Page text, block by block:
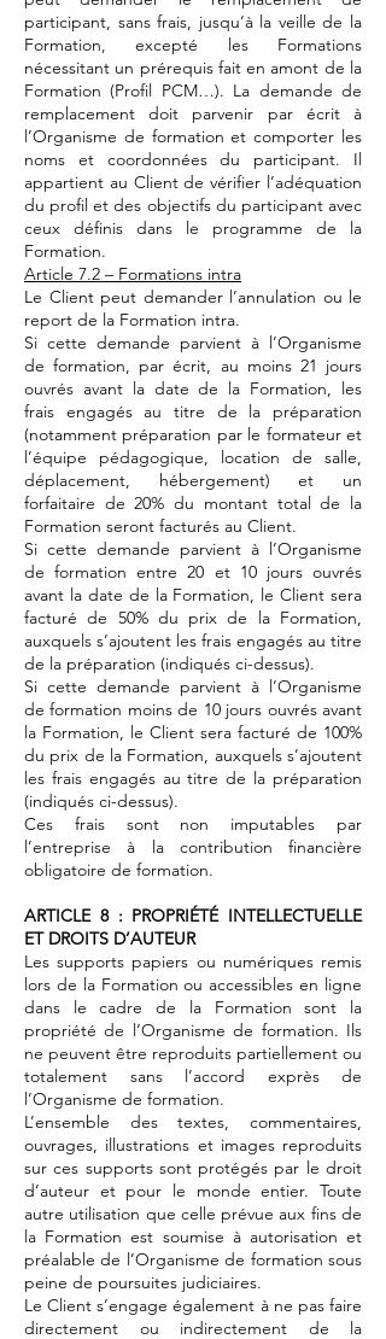
participant, sans frais, jusqu’à la veille de la
Formation, excepté les Formations
nécessitant un prérequis fait en amont de la
Formation (Profil PCM…). La demande de
remplacement doit parvenir par écrit à
l’Organisme de formation et comporter les
noms et coordonnées du participant. Il
appartient au Client de vérifier l’adéquation
du profil et des objectifs du participant avec
ceux définis dans le programme de la
Formation.
Article 7.2 – Formations intra
Le Client peut demander l’annulation ou le
report de la Formation intra.
Si cette demande parvient à l’Organisme
de formation, par écrit, au moins 21 jours
ouvrés avant la date de la Formation, les
frais engagés au titre de la préparation
(notamment préparation par le formateur et
l’équipe pédagogique, location de salle,
déplacement, hébergement) et un
forfaitaire de 20% du montant total de la
Formation seront facturés au Client.
Si cette demande parvient à l’Organisme
de formation entre 20 et 10 jours ouvrés
avant la date de la Formation, le Client sera
facturé de 50% du prix de la Formation,
auxquels s’ajoutent les frais engagés au titre
de la préparation (indiqués ci-dessus).
Si cette demande parvient à l’Organisme
de formation moins de 10 jours ouvrés avant
la Formation, le Client sera facturé de 100%
du prix de la Formation, auxquels s’ajoutent
les frais engagés au titre de la préparation
(indiqués ci-dessus).
Ces frais sont non imputables par
l’entreprise à la contribution financière
obligatoire de formation.
ARTICLE 8 : PROPRIÉTÉ INTELLECTUELLE
ET DROITS D’AUTEUR
Les supports papiers ou numériques remis
lors de la Formation ou accessibles en ligne
dans le cadre de la Formation sont la
propriété de l’Organisme de formation. Ils
ne peuvent être reproduits partiellement ou
totalement sans l’accord exprès de
l’Organisme de formation.
L’ensemble des textes, commentaires,
ouvrages, illustrations et images reproduits
sur ces supports sont protégés par le droit
d’auteur et pour le monde entier. Toute
autre utilisation que celle prévue aux fins de
la Formation est soumise à autorisation et
préalable de l’Organisme de formation sous
peine de poursuites judiciaires.
Le Client s’engage également à ne pas faire
directement ou indirectement de la